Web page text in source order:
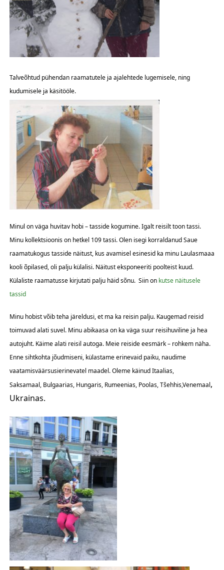
Talveõhtud pühendan raamatutele ja ajalehtede lugemisele, ning
kudumisele ja käsitööle.
Minul on väga huvitav hobi – tasside kogumine. Igalt reisilt toon tassi.
Minu kollektsioonis on hetkel 109 tassi. Olen isegi korraldanud Saue
raamatukogus tasside näitust, kus avamisel esinesid ka minu Laulasmaaa
kooli õpilased, oli palju külalisi. Näitust eksponeeriti poolteist kuud.
Külaliste raamatusse kirjutati palju häid sõnu. Siin on kutse näitusele
tassid
Minu hobist võib teha järeldusi, et ma ka reisin palju. Kaugemad reisid
toimuvad alati suvel. Minu abikaasa on ka väga suur reisihuviline ja hea
autojuht. Käime alati reisil autoga. Meie reiside eesmärk – rohkem näha.
Enne sihtkohta jõudmiseni, külastame erinevaid paiku, naudime
vaatamisväärsusierinevatel maadel. Oleme käinud Itaalias,
Saksamaal, Bulgaarias, Hungaris, Rumeenias, Poolas, Tšehhis,Venemaal,
Ukrainas.